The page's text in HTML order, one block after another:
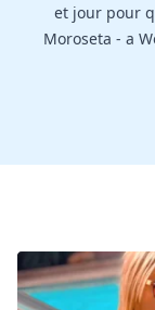
et jour pour
Moroseta - a